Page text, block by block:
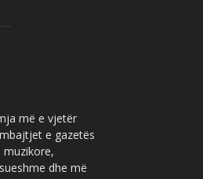
më e vjetër
e gazetës
muzikore,
dhe më